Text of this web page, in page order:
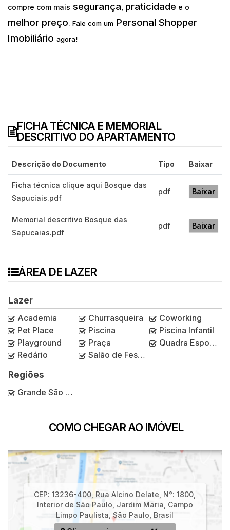
compre com mais segurança praticidade e o
melhor preço. Fale com um Personal Shopper
Imobiliário agora!
FICHA TÉCNICA E MEMORIAL
DESCRITIVO DO APARTAMENTO
Descrição do Documento Tipo Baixar
Ficha técnica clique aqui Bosque das
Sapuciais.pdf
pdf Baixar
Memorial descritivo Bosque das
Sapucaias.pdf
pdf Baixar
ÁREA DE LAZER
Lazer
Academia
Churrasqueira
Coworking
Pet Place
Piscina
Piscina Infantil
Playground
Praça
Quadra Esportiva
Redário
Salão de Festas
Regiões
Grande São Paulo
COMO CHEGAR AO IMÓVEL
CEP: 13236-400 Rua Alcino Delate N°: 1800
Interior de São Paulo Jardim Maria Campo
Limpo Paulista ,São Paulo Brasil